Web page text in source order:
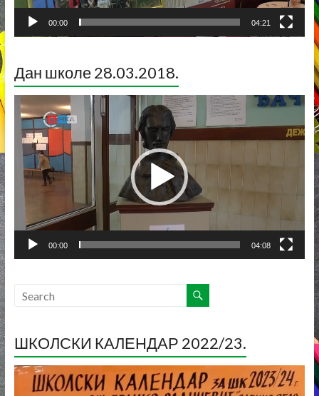
00:00 04:21
Дан школе 28.03.2018.
Прегледач
видео
записа
00:00 04:08
ШКОЛСКИ КАЛЕНДАР 2022/23.